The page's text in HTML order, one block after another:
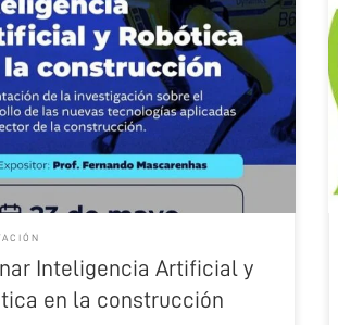
Innovación y Productividad en la
(INCONET) de la Federación
de la Industria de la Construcción,
de este webinar en el que el Prof.
presentará una investigación
tecnologías aplicadas al sector. 23
10.30hs (ARG). […]
Inteligencia Artificial y
en la construcción